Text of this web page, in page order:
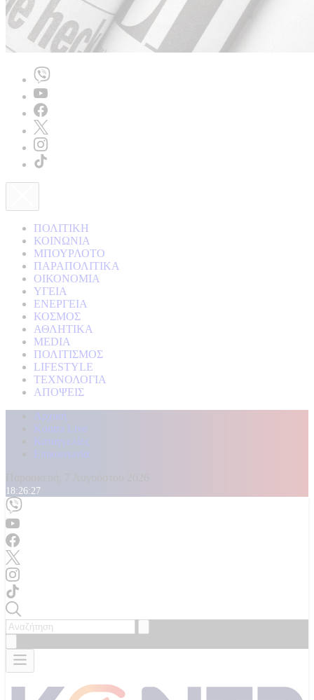
ΠΟΛΙΤΙΚΗ
ΚΟΙΝΩΝΙΑ
ΜΠΟΥΡΛΟΤΟ
ΠΑΡΑΠΟΛΙΤΙΚΑ
ΟΙΚΟΝΟΜΙΑ
ΥΓΕΙΑ
ΕΝΕΡΓΕΙΑ
ΚΟΣΜΟΣ
ΑΘΛΗΤΙΚΑ
MEDIA
ΠΟΛΙΤΙΣΜΟΣ
LIFESTYLE
ΤΕΧΝΟΛΟΓΙΑ
ΑΠΟΨΕΙΣ
Αρχική
Kontra Live
Καταγγελίες
Επικοινωνία
18:26:28